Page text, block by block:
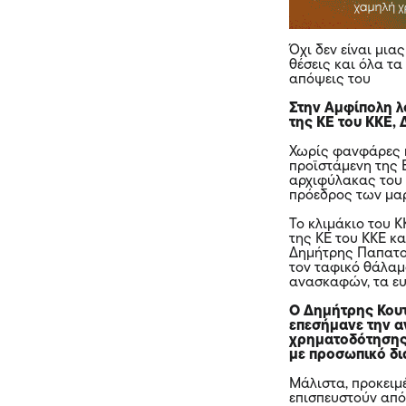
Όχι δεν είναι
θέσεις και όλα
απόψεις του
Στην Αμφίπολη
της ΚΕ του ΚΚΕ,
Χωρίς φανφάρες
προϊστάμενη της
αρχιφύλακας του
πρόεδρος των
Το κλιμάκιο του
της ΚΕ του ΚΚΕ
Δημήτρης
τον ταφικό
ανασκαφών, τα
Ο Δημήτρης
επεσήμανε την
με προσωπικό
Μάλιστα,
επισπευστούν